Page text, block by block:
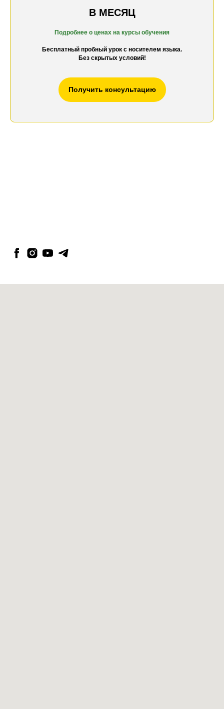
В МЕСЯЦ
Подробнее о ценах на курсы обучения
Бесплатный пробный урок с носителем языка.
Без скрытых условий!
Получить консультацию